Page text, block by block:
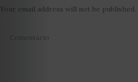
Política
Your email address will not be published.